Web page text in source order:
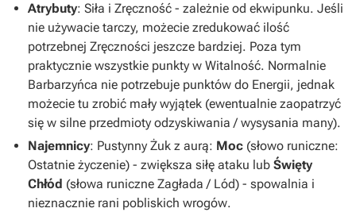
Atrybuty: Siła i Zręczność - zależnie od ekwipunku. Jeśli
nie używacie tarczy, możecie zredukować ilość
potrzebnej Zręczności jeszcze bardziej. Poza tym
praktycznie wszystkie punkty w Witalność. Normalnie
Barbarzyńca nie potrzebuje punktów do Energii, jednak
możecie tu zrobić mały wyjątek (ewentualnie zaopatrzyć
się w silne przedmioty odzyskiwania / wysysania many).
Najemnicy: Pustynny Żuk z aurą: Moc (słowo runiczne:
Ostatnie życzenie) - zwiększa siłę ataku lub Święty
Chłód (słowa runiczne Zagłada / Lód) - spowalnia i
nieznacznie rani pobliskich wrogów.